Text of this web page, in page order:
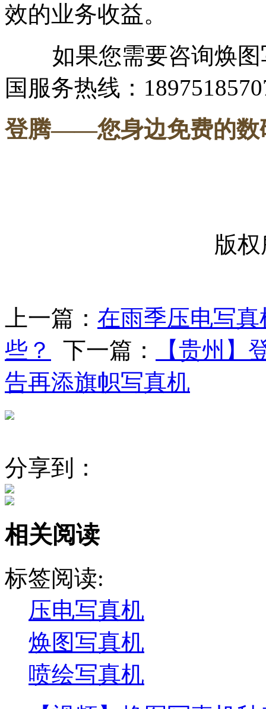
效的业务收益。
如果您需要咨询焕图
国服务热线：
登腾——您身边免费的数
版
上一篇： 在雨季压电写
些？
下一篇：
【贵州】
告再添旗帜写真机
分享到：
相关阅读
标签阅读:
压电写真机
焕图写真机
喷绘写真机